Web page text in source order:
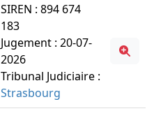
SIREN : 894 674
183
Jugement : 20-07-
2026
Tribunal Judiciaire :
Strasbourg